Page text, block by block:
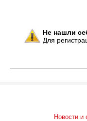
Не нашли
Для
Новости и